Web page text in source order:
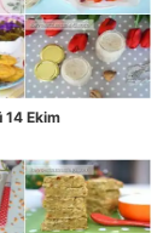
14 Ekim